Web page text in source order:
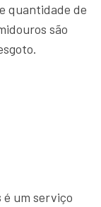
quantidade de
são
é um serviço